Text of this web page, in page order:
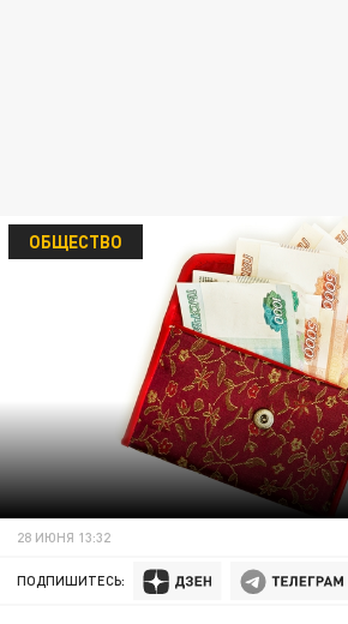
ОБЩЕСТВО
28 ИЮНЯ 13:32
ПОДПИШИТЕСЬ: